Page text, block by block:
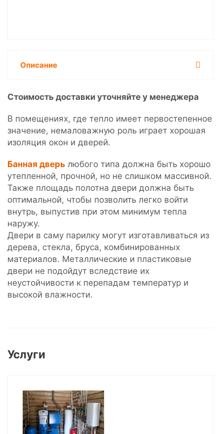
Описание
Стоимость доставки уточняйте у менеджера
В помещениях, где тепло имеет первостепенное
значение, немаловажную роль играет хорошая
изоляция окон и дверей.
Банная дверь любого типа должна быть хорошо
утепленной, прочной, но не слишком массивной.
Также площадь полотна двери должна быть
оптимальной, чтобы позволить легко войти
внутрь, выпустив при этом минимум тепла
наружу.
Двери в саму парилку могут изготавливаться из
дерева, стекла, бруса, комбинированных
материалов. Металлические и пластиковые
двери не подойдут вследствие их
неустойчивости к перепадам температур и
высокой влажности.
Услуги